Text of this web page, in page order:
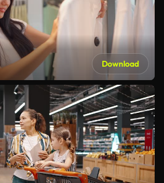
Download